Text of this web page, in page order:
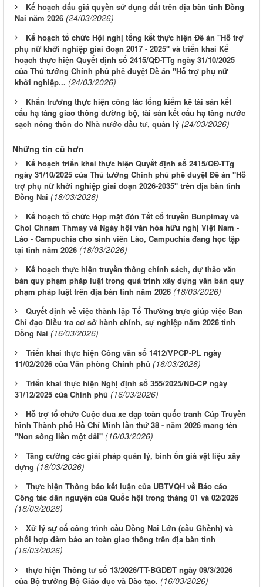
Kế hoạch đấu giá quyền sử dụng đất trên địa bàn tỉnh Đồng
Nai năm 2026 (24/03/2026)
Kế hoạch tổ chức Hội nghị tổng kết thực hiện Đề án "Hỗ trợ
phụ nữ khởi nghiệp giai đoạn 2017 - 2025" và triển khai Kế
hoạch thực hiện Quyết định số 2415/QĐ-TTg ngày 31/10/2025
của Thủ tướng Chính phủ phê duyệt Đề án "Hỗ trợ phụ nữ
khởi nghiệp... (24/03/2026)
Khẩn trương thực hiện công tác tổng kiểm kê tài sản kết
cấu hạ tầng giao thông đường bộ, tài sản kết cấu hạ tầng nước
sạch nông thôn do Nhà nước đầu tư, quản lý (24/03/2026)
Những tin cũ hơn
Kế hoạch triển khai thực hiện Quyết định số 2415/QĐ-TTg
ngày 31/10/2025 của Thủ tướng Chính phủ phê duyệt Đề án "Hỗ
trợ phụ nữ khởi nghiệp giai đoạn 2026-2035" trên địa bàn tỉnh
Đồng Nai (18/03/2026)
Kế hoạch tổ chức Họp mặt đón Tết cổ truyền Bunpimay và
Chol Chnam Thmay và Ngày hội văn hóa hữu nghị Việt Nam -
Lào - Campuchia cho sinh viên Lào, Campuchia đang học tập
tại tỉnh năm 2026 (18/03/2026)
Kế hoạch thực hiện truyền thông chính sách, dự thảo văn
bản quy phạm pháp luật trong quá trình xây dựng văn bản quy
phạm pháp luật trên địa bàn tỉnh năm 2026 (18/03/2026)
Quyết định về việc thành lập Tổ Thường trực giúp việc Ban
Chỉ đạo Điều tra cơ sở hành chính, sự nghiệp năm 2026 tỉnh
Đồng Nai (16/03/2026)
Triển khai thực hiện Công văn số 1412/VPCP-PL ngày
11/02/2026 của Văn phòng Chính phủ (16/03/2026)
Triển khai thực hiện Nghị định số 355/2025/NĐ-CP ngày
31/12/2025 của Chính phủ (16/03/2026)
Hỗ trợ tổ chức Cuộc đua xe đạp toàn quốc tranh Cúp Truyền
hình Thành phố Hồ Chí Minh lần thứ 38 - năm 2026 mang tên
"Non sông liền một dải" (16/03/2026)
Tăng cường các giải pháp quản lý, bình ổn giá vật liệu xây
dựng (16/03/2026)
Thực hiện Thông báo kết luận của UBTVQH về Báo cáo
Công tác dân nguyện của Quốc hội trong tháng 01 và 02/2026
(16/03/2026)
Xử lý sự cố công trình cầu Đồng Nai Lớn (cầu Ghềnh) và
phối hợp đảm bảo an toàn giao thông trên địa bàn tỉnh
(16/03/2026)
thực hiện Thông tư số 13/2026/TT-BGDĐT ngày 09/3/2026
của Bộ trưởng Bộ Giáo dục và Đào tạo. (16/03/2026)